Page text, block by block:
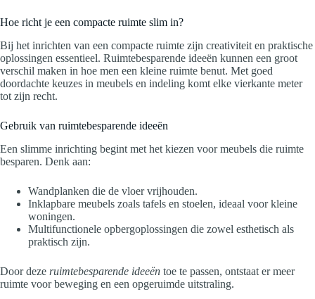
Hoe richt je een compacte ruimte slim in?
Bij het inrichten van een compacte ruimte zijn creativiteit en praktische
oplossingen essentieel. Ruimtebesparende ideeën kunnen een groot
verschil maken in hoe men een kleine ruimte benut. Met goed
doordachte keuzes in meubels en indeling komt elke vierkante meter
tot zijn recht.
Gebruik van ruimtebesparende ideeën
Een slimme inrichting begint met het kiezen voor meubels die ruimte
besparen. Denk aan:
Wandplanken die de vloer vrijhouden.
Inklapbare meubels zoals tafels en stoelen, ideaal voor kleine
woningen.
Multifunctionele opbergoplossingen die zowel esthetisch als
praktisch zijn.
Door deze ruimtebesparende ideeën toe te passen, ontstaat er meer
ruimte voor beweging en een opgeruimde uitstraling.